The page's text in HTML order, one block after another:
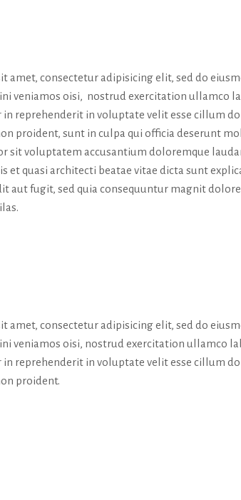
amet, consectetur adipisicing elit, sed do
veniamos oisi, nostrud exercitation ullamco
in reprehenderit in voluptate velit esse cillum
proident, sunt in culpa qui officia deserunt
sit voluptatem accusantium doloremque
et quasi architecti beatae vitae dicta sunt
aut fugit, sed quia consequuntur magnit
amet, consectetur adipisicing elit, sed do
veniamos oisi, nostrud exercitation ullamco
in reprehenderit in voluptate velit esse cillum
proident.